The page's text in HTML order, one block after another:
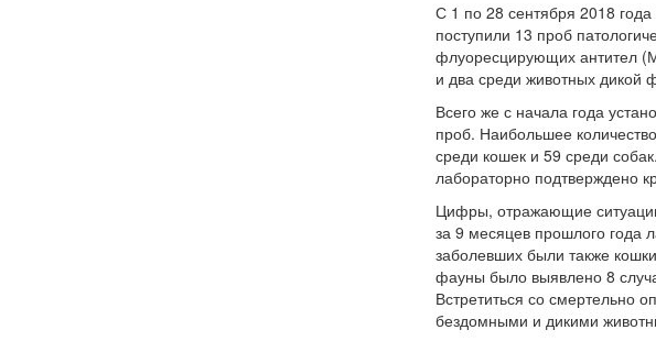
С 1 по 28 сентября 2018
поступили 13 проб
флуоресцирующих антител
и два среди животных дикой
Всего же с начала года
проб. Наибольшее
среди кошек и 59 среди
лабораторно подтверждено
Цифры, отражающие
за 9 месяцев прошлого года
заболевших были также
фауны было выявлено 8
Встретиться со смертельно
бездомными и дикими